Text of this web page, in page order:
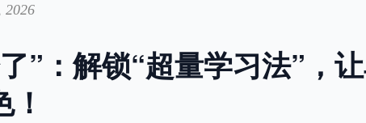
2026
”：解锁“超量学习法”，